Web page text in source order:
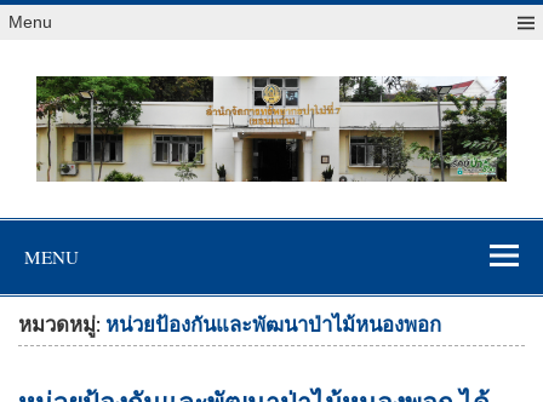
Menu
สจป.ที่ 7
(ขอนแก่น)
MENU
หมวดหมู่: หน่วยป้องกันและพัฒนาป่าไม้หนองพอก